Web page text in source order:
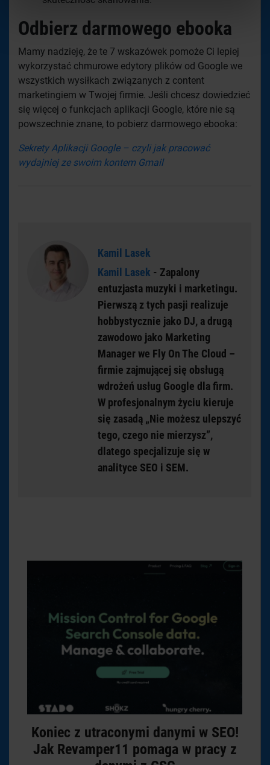
Odbierz darmowego ebooka
Mamy nadzieję, że te 7 wskazówek pomoże Ci lepiej
wykorzystać chmurowe edytory plików od Google we
wszystkich wysiłkach związanych z content
marketingiem w Twojej firmie. Jeśli chcesz dowiedzieć
się więcej o funkcjach aplikacji Google, które nie są
powszechnie znane, to pobierz darmowego ebooka:
Sekrety Aplikacji Google – czyli jak pracować
wydajniej ze swoim kontem Gmail
Kamil Lasek
Kamil Lasek - Zapalony
entuzjasta muzyki i marketingu.
Pierwszą z tych pasji realizuje
hobbystycznie jako DJ, a drugą
zawodowo jako Marketing
Manager we Fly On The Cloud –
firmie zajmującej się obsługą
wdrożeń usług Google dla firm.
W profesjonalnym życiu kieruje
się zasadą „Nie możesz ulepszyć
tego, czego nie mierzysz”,
dlatego specjalizuje się w
analityce SEO i SEM.
Koniec z utraconymi danymi w SEO!
Jak Revamper11 pomaga w pracy z